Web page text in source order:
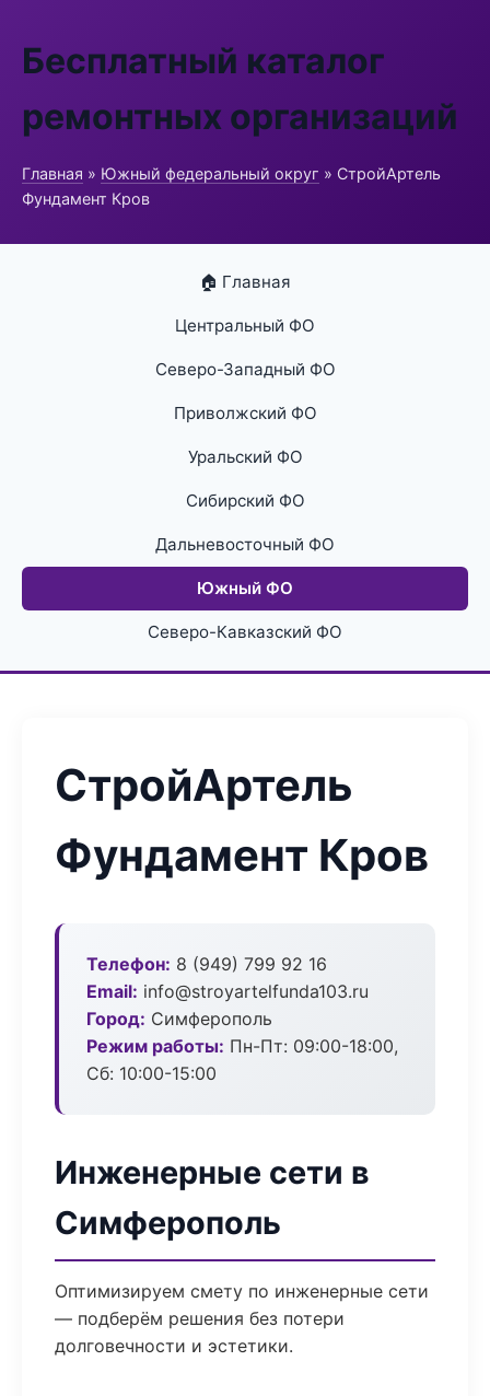
Бесплатный каталог
ремонтных организаций
Главная » Южный федеральный округ » СтройАртель
Фундамент Кров
🏠 Главная
Центральный ФО
Северо-Западный ФО
Приволжский ФО
Уральский ФО
Сибирский ФО
Дальневосточный ФО
Южный ФО
Северо-Кавказский ФО
СтройАртель
Фундамент Кров
Телефон: 8 (949) 799 92 16
Email: info@stroyartelfunda103.ru
Город: Симферополь
Режим работы: Пн-Пт: 09:00-18:00,
Сб: 10:00-15:00
Инженерные сети в
Симферополь
Оптимизируем смету по инженерные сети
— подберём решения без потери
долговечности и эстетики.